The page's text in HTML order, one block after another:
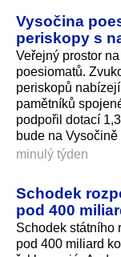
Vysočina
periskopy s
Veřejný prostor
poesiomatů.
periskopů
pamětníků
podpořil dotací
bude na
minulý týden
Schodek
pod 400
Schodek státního
pod 400 miliard